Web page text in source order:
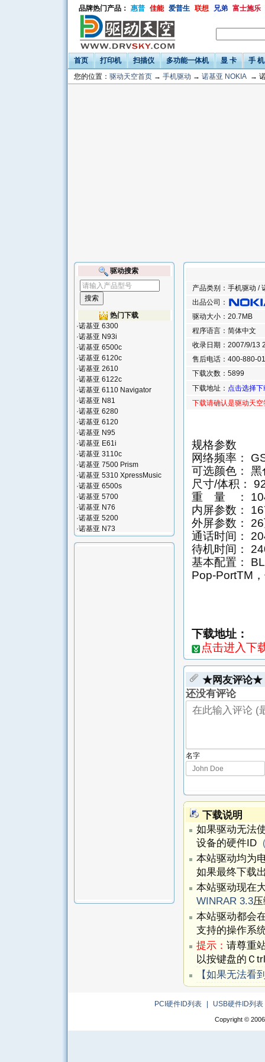
品牌热门产品： 惠普 佳能 爱普生 联想 兄弟 富士施乐
首页 打印机 扫描仪 多功能一体机 显 卡
手 机
您的位置： 驱动天空首页 → 手机驱动 → 诺基亚 NOKIA →
产品类别：手机驱动 /
出品公司：
驱动大小：20.7MB
程序语言：简体中文
收录日期：2007/9/13
售后电话：400-880-
下载次数：5899
下载地址： 点击选择
下载请确认是驱动天
规格参数
网络频率：
可选颜色：
尺寸/体积：
重 量 ：
内屏参数：
外屏参数：
通话时间：
待机时间：
基本配置：
Pop-PortTM
下载地址：
点击进入下
★网友评论★
还没有评论
名字
下载说明
如果驱动无法
设备的硬件ID
本站驱动均为
如果最终下载
本站驱动现在
WINRAR 3.3
本站驱动都会
支持的操作系
提示： 请尊重
以按键盘的Ｃ
【如果无法看
驱动搜索
热门下载
·诺基亚 6300
·诺基亚 N93i
·诺基亚 6500c
·诺基亚 6120c
·诺基亚 2610
·诺基亚 6122c
·诺基亚 6110 Navigator
·诺基亚 N81
·诺基亚 6280
·诺基亚 6120
·诺基亚 N95
·诺基亚 E61i
·诺基亚 3110c
·诺基亚 7500 Prism
·诺基亚 5310 XpressMusic
·诺基亚 6500s
·诺基亚 5700
·诺基亚 N76
·诺基亚 5200
·诺基亚 N73
PCI硬件ID列表 USB硬件ID列表
Copyright ©